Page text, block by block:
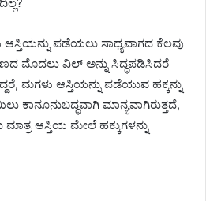
ಪಡೆಯಲು ಸಾಧ್ಯವಾಗದ ಕೆಲವು
ಮೊದಲು ವಿಲ್ ಅನ್ನು ಸಿದ್ಧಪಡಿಸಿದರೆ
ಮಗಳು ಆಸ್ತಿಯನ್ನು ಪಡೆಯುವ ಹಕ್ಕನ್ನು
ಕಾನೂನುಬದ್ಧವಾಗಿ ಮಾನ್ಯವಾಗಿರುತ್ತದೆ,
ಆಸ್ತಿಯ ಮೇಲೆ ಹಕ್ಕುಗಳನ್ನು